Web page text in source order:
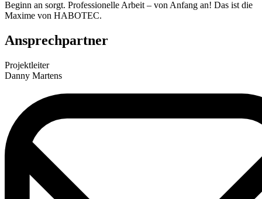
Beginn an sorgt. Professionelle Arbeit – von Anfang an! Das ist die
Maxime von HABOTEC.
Ansprechpartner
Projektleiter
Danny Martens